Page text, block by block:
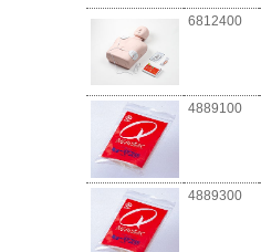
6812400
4889100
4889300